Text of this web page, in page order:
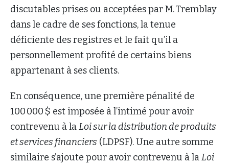
discutables prises ou acceptées par M. Tremblay
dans le cadre de ses fonctions, la tenue
déficiente des registres et le fait qu’il a
personnellement profité de certains biens
appartenant à ses clients.
En conséquence, une première pénalité de
100 000 $ est imposée à l’intimé pour avoir
contrevenu à laLoi sur la distribution de produits
et services financiers (LDPSF). Une autre somme
similaire s’ajoute pour avoir contrevenu à laLoi